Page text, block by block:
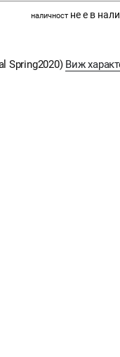
наличност не е в
Spring2020) Виж